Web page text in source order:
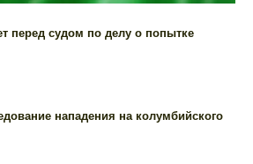
перед судом по делу о попытке
нападения на колумбийского